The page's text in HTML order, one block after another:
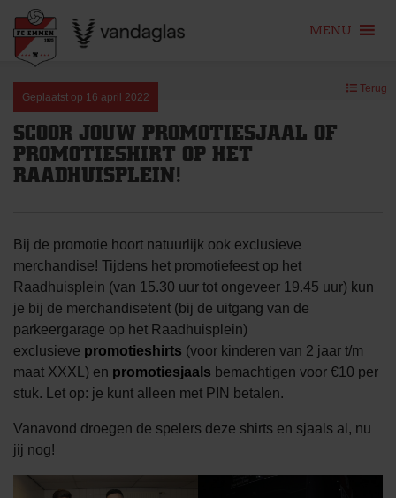
content
MENU
Geplaatst op 16 april 2022
Terug
SCOOR JOUW PROMOTIESJAAL OF
PROMOTIESHIRT OP HET
RAADHUISPLEIN!
Bij de promotie hoort natuurlijk ook exclusieve
merchandise! Tijdens het promotiefeest op het
Raadhuisplein (van 15.30 uur tot ongeveer 19.45 uur) kun
je bij de merchandisetent (bij de uitgang van de
parkeergarage op het Raadhuisplein)
exclusieve promotieshirts (voor kinderen van 2 jaar t/m
maat XXXL) en promotiesjaals bemachtigen voor €10 per
stuk. Let op: je kunt alleen met PIN betalen.
Vanavond droegen de spelers deze shirts en sjaals al, nu
jij nog!